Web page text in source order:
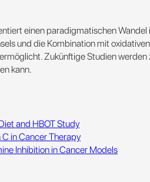
einen paradigmatischen
und die Kombination mit
Zukünftige Studien werden
kann.
and HBOT Study
in Cancer Therapy
Inhibition in Cancer Models